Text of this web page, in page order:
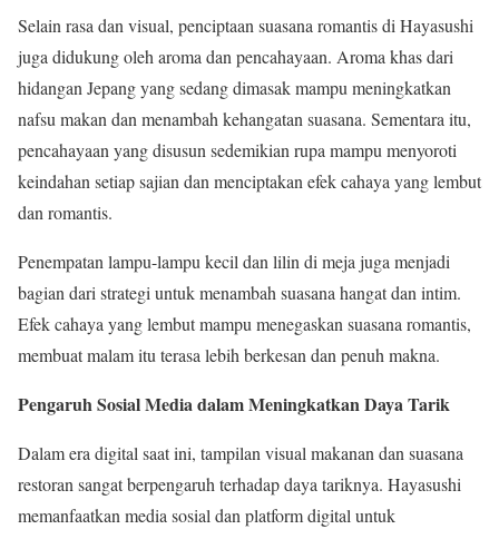
Selain rasa dan visual, penciptaan suasana romantis di Hayasushi
juga didukung oleh aroma dan pencahayaan. Aroma khas dari
hidangan Jepang yang sedang dimasak mampu meningkatkan
nafsu makan dan menambah kehangatan suasana. Sementara itu,
pencahayaan yang disusun sedemikian rupa mampu menyoroti
keindahan setiap sajian dan menciptakan efek cahaya yang lembut
dan romantis.
Penempatan lampu-lampu kecil dan lilin di meja juga menjadi
bagian dari strategi untuk menambah suasana hangat dan intim.
Efek cahaya yang lembut mampu menegaskan suasana romantis,
membuat malam itu terasa lebih berkesan dan penuh makna.
Pengaruh Sosial Media dalam Meningkatkan Daya Tarik
Dalam era digital saat ini, tampilan visual makanan dan suasana
restoran sangat berpengaruh terhadap daya tariknya. Hayasushi
memanfaatkan media sosial dan platform digital untuk